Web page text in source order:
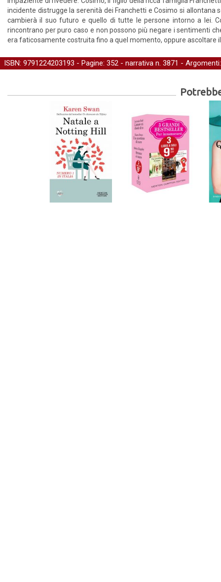
incidente distrugge la serenità dei Franchetti e Cosimo si
cambierà il suo futuro e quello di tutte le persone intorno a lei.
rincontrano per puro caso e non possono più negare i sentimenti
era faticosamente costruita fino a quel momento, oppure ascoltare
ISBN: 9791224203193 - Pagine: 352 - narrativa n. 3871 -